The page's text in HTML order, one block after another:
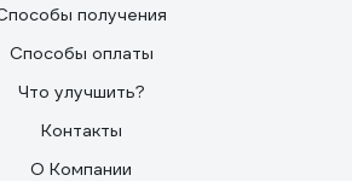
получения
Способы оплаты
Что улучшить?
Контакты
О Компании